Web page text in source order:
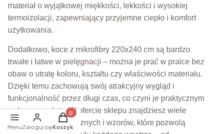
materiał o wyjątkowej miękkości, lekkości i wysokiej
termoizolacji, zapewniający przyjemne ciepło i komfort
użytkowania.
Dodatkowo, koce z mikrofibry 220x240 cm są bardzo
trwałe i łatwe w pielęgnacji – można je prać w pralce bez
obaw o utratę koloru, kształtu czy właściwości materiału.
Dzięki temu zachowują swój atrakcyjny wygląd i
funkcjonalność przez długi czas, co czyni je praktycznym
wyborem na lata. W ofercie sklepu znajdziesz wiele
wariantów kolorystycznych i wzorów, które pozwolą
MenuZaloguj się
Produkty w koszyku: 0. Zobacz szczegóły
Koszyk